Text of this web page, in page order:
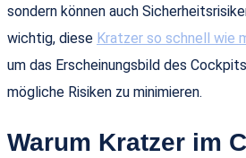
sondern können auch
wichtig, diese Kratzer so schnell wie
um das Erscheinungsbild des
mögliche Risiken zu minimieren.
Warum Kratzer im